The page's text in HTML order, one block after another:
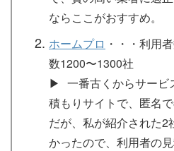
ならここがおすすめ。
ホームプロ ・・・利用
数1200〜1300社
▶︎ 一番古くからサービ
積もりサイトで、匿名
だが、私が紹介された2
かったので、利用者の